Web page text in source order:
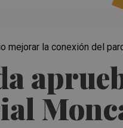
mejorar la conexión del